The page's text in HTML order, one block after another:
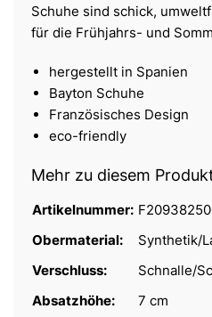
Schuhe sind schick,
für die Frühjahrs- und
hergestellt in Spanien
Bayton Schuhe
Französisches Design
eco-friendly
Mehr zu diesem
Artikelnummer:
Obermaterial:
Synthetik/
Verschluss:
Schnalle/
Absatzhöhe:
7 cm